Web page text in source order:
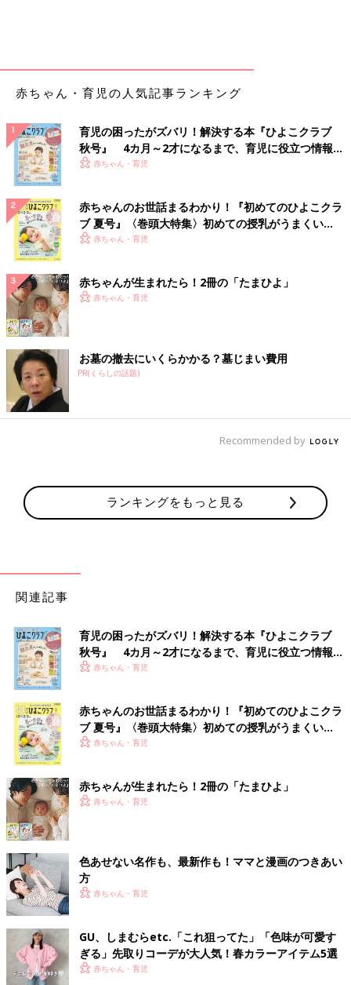
赤ちゃん・育児の人気記事ランキング
育児の困ったがズバリ！解決する本『ひよこクラブ
秋号』 4カ月～2才になるまで、育児に役立つ情報が
いっぱい！
赤ちゃん・育児
赤ちゃんのお世話まるわかり！『初めてのひよこクラ
ブ 夏号』〈巻頭大特集〉初めての授乳がうまくい
く！ おっぱい・ミルクの基本と夏のトラブル 解決テ
赤ちゃん・育児
赤ちゃんが生まれたら！2冊の「たまひよ」
赤ちゃん・育児
お墓の撤去にいくらかかる？墓じまい費用
PR(くらしの話題)
Recommended by
ランキングをもっと見る
関連記事
育児の困ったがズバリ！解決する本『ひよこクラブ
秋号』 4カ月～2才になるまで、育児に役立つ情報が
いっぱい！
赤ちゃん・育児
赤ちゃんのお世話まるわかり！『初めてのひよこクラ
ブ 夏号』〈巻頭大特集〉初めての授乳がうまくい
く！ おっぱい・ミルクの基本と夏のトラブル 解決テ
赤ちゃん・育児
赤ちゃんが生まれたら！2冊の「たまひよ」
赤ちゃん・育児
色あせない名作も、最新作も！ママと漫画のつきあい
方
赤ちゃん・育児
GU、しまむらetc.「これ狙ってた」「色味が可愛す
ぎる」先取りコーデが大人気！春カラーアイテム5選
赤ちゃん・育児